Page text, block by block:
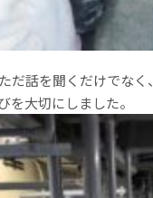
だ話を聞くだけでなく、
を大切にしました。